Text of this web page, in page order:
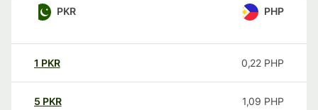
PKR PHP
1 PKR 0,22 PHP
5 PKR 1,09 PHP